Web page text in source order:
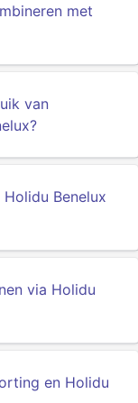
met
van
Benelux
via Holidu
en Holidu